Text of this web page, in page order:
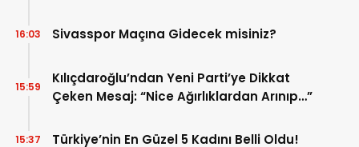
Sivasspor Maçına Gidecek misiniz?
16:03
Kılıçdaroğlu’ndan Yeni Parti’ye Dikkat
Çeken Mesaj: “Nice Ağırlıklardan Arınıp…”
15:59
Türkiye’nin En Güzel 5 Kadını Belli Oldu!
15:37